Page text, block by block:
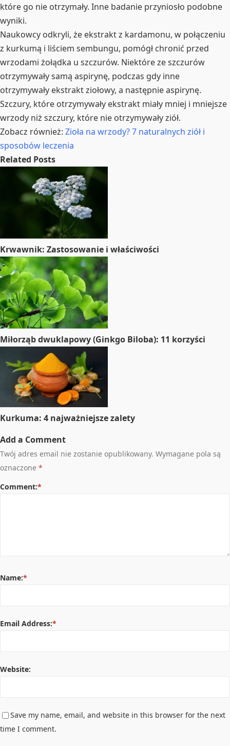
które go nie otrzymały. Inne badanie przyniosło podobne
wyniki.
Naukowcy odkryli, że ekstrakt z kardamonu, w połączeniu
z kurkumą i liściem sembungu, pomógł chronić przed
wrzodami żołądka u szczurów. Niektóre ze szczurów
otrzymywały samą aspirynę, podczas gdy inne
otrzymywały ekstrakt ziołowy, a następnie aspirynę.
Szczury, które otrzymywały ekstrakt miały mniej i mniejsze
wrzody niż szczury, które nie otrzymywały ziół.
Zobacz również: Zioła na wrzody? 7 naturalnych ziół i
sposobów leczenia
Related Posts
Krwawnik: Zastosowanie i właściwości
Miłorząb dwuklapowy (Ginkgo Biloba): 11 korzyści
Kurkuma: 4 najważniejsze zalety
Add a Comment
Twój adres email nie zostanie opublikowany. Wymagane pola są
oznaczone *
Comment:*
Name:*
Email Address:*
Website:
Save my name, email, and website in this browser for the next
time I comment.